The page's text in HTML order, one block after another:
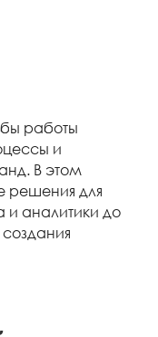
работы
и
В этом
решения для
и аналитики до